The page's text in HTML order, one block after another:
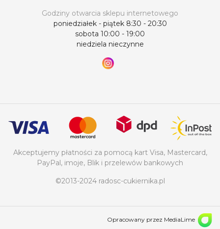
Godziny otwarcia sklepu internetowego
poniedziałek - piątek 8:30 - 20:30
sobota 10:00 - 19:00
niedziela nieczynne
Akceptujemy płatności za pomocą kart Visa, Mastercard,
PayPal, imoje, Blik i przelewów bankowych
©2013-2024 radosc-cukiernika.pl
Opracowany przez MediaLime